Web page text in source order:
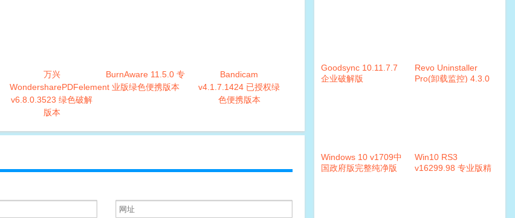
万兴
WondersharePDFelement
v6.8.0.3523 绿色破解
版本
BurnAware 11.5.0 专
业版绿色便携版本
Bandicam
v4.1.7.1424 已授权绿
色便携版本
Goodsync 10.11.7.7
企业破解版
Revo Uninstaller
Pro(卸载监控) 4.3.0
Windows 10 v1709中
国政府版完整纯净版
Win10 RS3
v16299.98 专业版精